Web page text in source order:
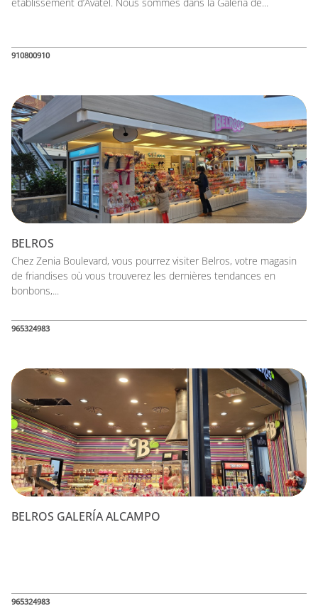
910800910
BELROS
Chez Zenia Boulevard, vous pourrez visiter Belros, votre magasin
de friandises où vous trouverez les dernières tendances en
bonbons,...
965324983
BELROS GALERÍA ALCAMPO
965324983